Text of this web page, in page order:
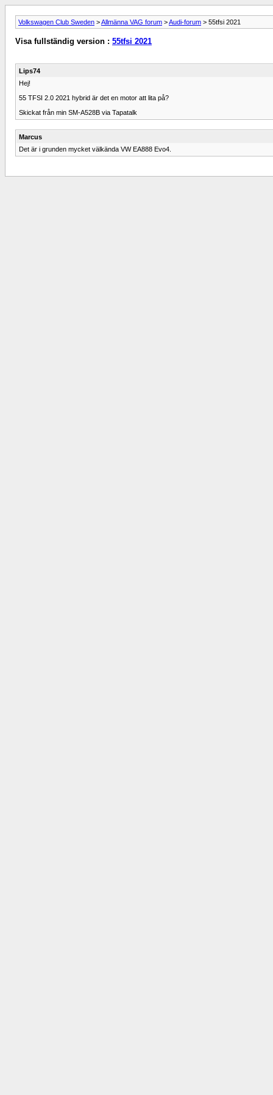
Volkswagen Club Sweden >Allmänna VAG forum >Audi-forum > 55tfsi 2021
Visa fullständig version : 55tfsi 2021
Lips74
Hej!
55 TFSI 2.0 2021 hybrid är det en motor att lita på?
Skickat från min SM-A528B via Tapatalk
Marcus
Det är i grunden mycket välkända VW EA888 Evo4.